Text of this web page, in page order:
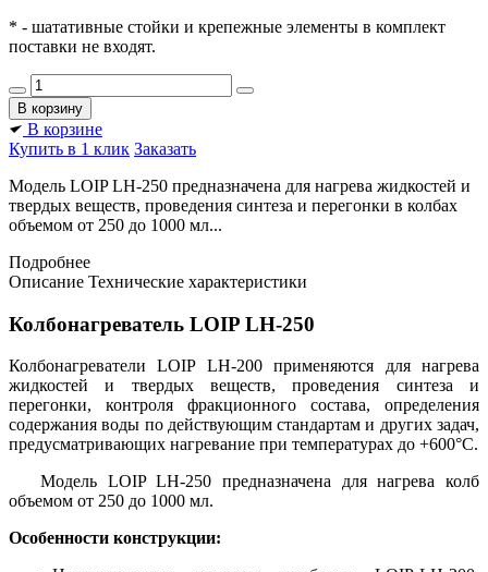
* - шатативные стойки и крепежные элементы в комплект
поставки не входят.
В корзине
Купить в 1 клик Заказать
Модель LOIP LH-250 предназначена для нагрева жидкостей и
твердых веществ, проведения синтеза и перегонки в колбах
объемом от 250 до 1000 мл...
Подробнее
Описание Технические характеристики
Колбонагреватель LOIP LH-250
Колбонагреватели LOIP LH-200 применяются для нагрева
жидкостей и твердых веществ, проведения синтеза и
перегонки, контроля фракционного состава, определения
содержания воды по действующим стандартам и других задач,
предусматривающих нагревание при температурах до +600°С.
Модель LOIP LH-250 предназначена для нагрева колб
объемом от 250 до 1000 мл.
Особенности конструкции: